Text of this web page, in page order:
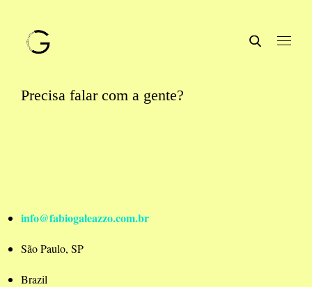
Precisa falar com a gente?
info@fabiogaleazzo.com.br
São Paulo, SP
Brazil